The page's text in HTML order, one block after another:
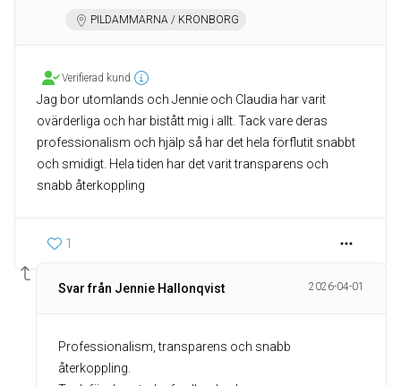
PILDAMMARNA / KRONBORG
Verifierad kund
Jag bor utomlands och Jennie och Claudia har varit
ovärderliga och har bistått mig i allt. Tack vare deras
professionalism och hjälp så har det hela förflutit snabbt
och smidigt. Hela tiden har det varit transparens och
snabb återkoppling
1
Svar från Jennie Hallonqvist 2026-04-01
Professionalism, transparens och snabb
återkoppling.